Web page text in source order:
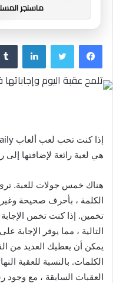
فيسبوكتويتر
هي لعبة رائعة لإضافتها إلى
هناك خمس جولات للعبة.
الكلمة ، بأحرف صحيحة
تخمين. إذا كنت تخمن
التالية ، مما يوفر الإجابة
يمكن أن يعطيك العديد من
الكلمات. بالنسبة للعقبة
العقبات السابقة ، مع
ماسنجر